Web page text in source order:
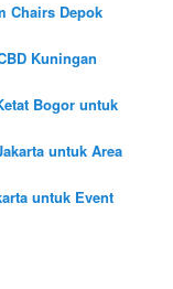
Chairs Depok
Kuningan
Bogor untuk
untuk Area
untuk Event